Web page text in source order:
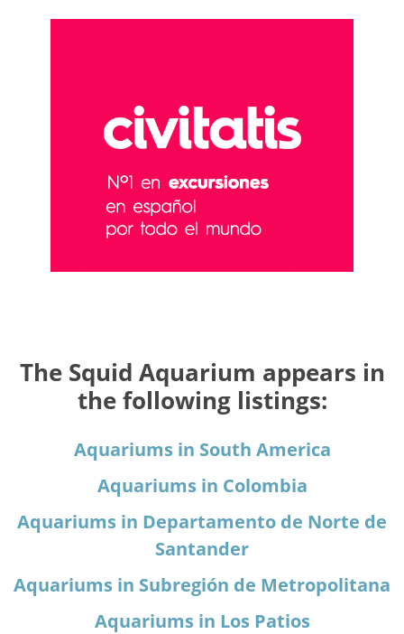
The Squid Aquarium appears in
the following listings:
Aquariums in South America
Aquariums in Colombia
Aquariums in Departamento de Norte de
Santander
Aquariums in Subregión de Metropolitana
Aquariums in Los Patios